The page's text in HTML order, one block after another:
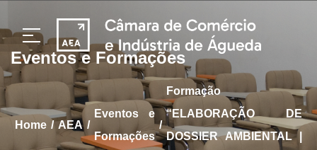
Eventos e Formações
home / AEA /
Eventos e
Formações
/
Formação
“ELABORAÇÃO DE
DOSSIER AMBIENTAL |